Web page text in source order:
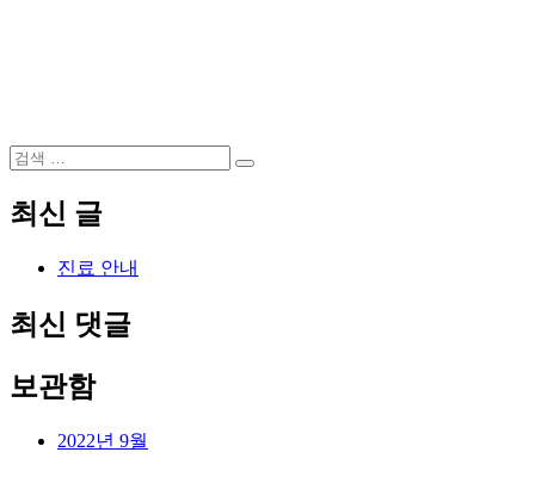
검
검
최신 글
진료 안내
최신 댓글
보관함
2022년 9월